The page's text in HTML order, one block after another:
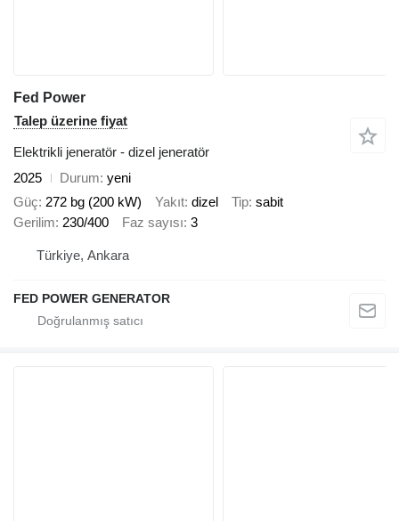
Fed Power
Talep üzerine fiyat
Elektrikli jeneratör - dizel jeneratör
2025
Durum yeni
Güç 272 bg (200 kW) Yakıt dizel Tip sabit
Gerilim 230/400 Faz sayısı 3
Türkiye, Ankara
FED POWER GENERATOR